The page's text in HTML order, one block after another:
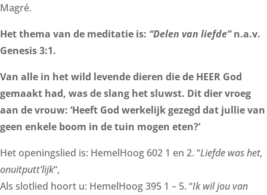
Magré.
Het thema van de meditatie is: “Delen van liefde”n.a.v.
Genesis 3:1.
Van alle in het wild levende dieren die de HEER God
gemaakt had, was de slang het sluwst. Dit dier vroeg
aan de vrouw: ‘Heeft God werkelijk gezegd dat jullie van
geen enkele boom in de tuin mogen eten?’
Het openingslied is: HemelHoog 602 1 en 2. “Liefde was het,
onuitputt’lijk“,
Als slotlied hoort u: HemelHoog 395 1 – 5. “Ik wil jou van